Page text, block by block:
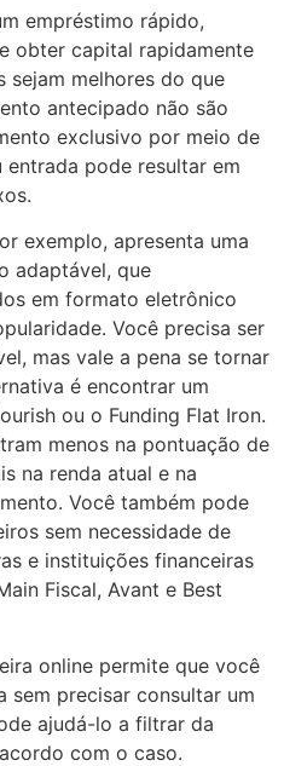
empréstimo rápido,
obter capital rapidamente
melhores do que
antecipado não são
exclusivo por meio de
pode resultar em
exemplo, apresenta uma
adaptável, que
em formato eletrônico
Você precisa ser
mas vale a pena se tornar
é encontrar um
ou o Funding Flat Iron.
menos na pontuação de
na renda atual e na
Você também pode
sem necessidade de
e instituições financeiras
Fiscal, Avant e Best
online permite que você
sem precisar consultar um
ajudá-lo a filtrar da
com o caso.